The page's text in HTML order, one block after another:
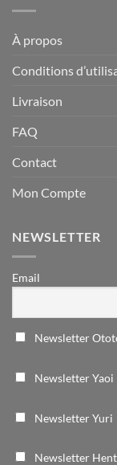
À propos
Conditions
Livraison
FAQ
Contact
Mon Compte
NEWSLETTER
Email
Newsletter
Newsletter Yaoi
Newsletter Yuri
Newsletter